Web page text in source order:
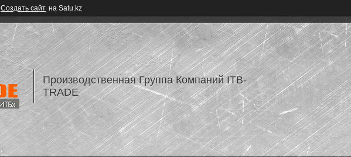
Создать сайт на Satu.kz
Производственная Группа Компаний ITB-
TRADE